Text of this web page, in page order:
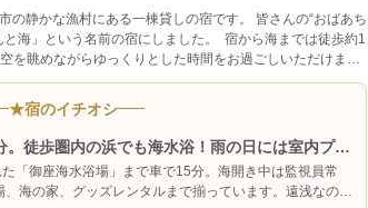
の静かな漁村にある一棟貸しの宿です。 皆さんの“おばあち
海」という名前の宿にしました。 宿から海までは徒歩約1
を眺めながらゆっくりとした時間をお過ごしいただけま
いでいただけます。 宿の周辺には昔ながらの漁村の風景が
」を感じることができます。 地元のスーパーや魚屋で新鮮
もおすすめです。 最大10名様まで宿泊可能で、ファミリ
ッチンや調理器具も揃っているため、長期滞在やワーケー
地域のおじいちゃんやおばあちゃんたちにも支えられなが
域の人とのふれあいも、この宿ならではの魅力です。 便
★宿のイチオシ
徒歩圏内の浜でも海水浴！雨の日には室内プー
「御座海水浴場」まで車で15分。海開き中は監視員常
海の家、グッズレンタルまで揃っています。遠浅なの